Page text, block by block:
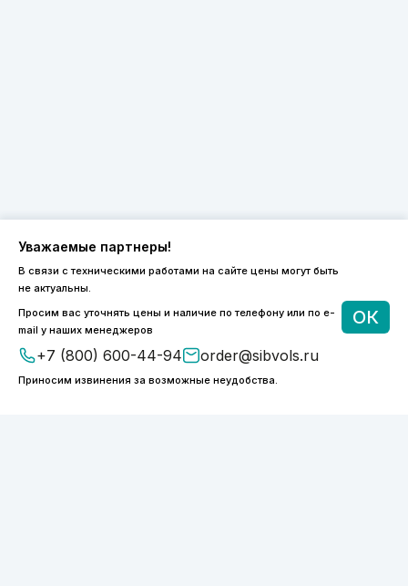
Уважаемые партнеры!
В связи с техническими работами на сайте цены могут быть
не актуальны.
Просим вас уточнять цены и наличие по телефону или по e-
mail у наших менеджеров
+7 (800) 600-44-94 order@sibvols.ru
Приносим извинения за возможные неудобства.
ОК
8 (800) 600-44-94
order@sibvols.ru
О компании
Каталог
Доставка и оплата
Контакты